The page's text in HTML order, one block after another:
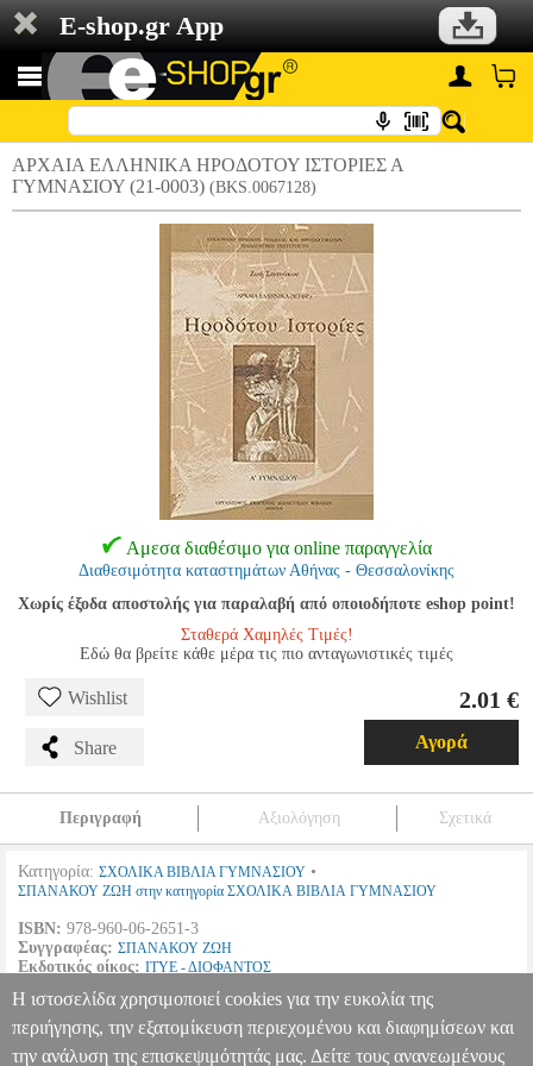
E-shop.gr App
ΑΡΧΑΙΑ ΕΛΛΗΝΙΚΑ ΗΡΟΔΟΤΟΥ ΙΣΤΟΡΙΕΣ Α
ΓΥΜΝΑΣΙΟΥ (21-0003) (BKS.0067128)
Αμεσα διαθέσιμο για online παραγγελία
Διαθεσιμότητα καταστημάτων Αθήνας - Θεσσαλονίκης
Χωρίς έξοδα αποστολής για παραλαβή από οποιοδήποτε eshop point!
Σταθερά Χαμηλές Τιμές!
Εδώ θα βρείτε κάθε μέρα τις πιο ανταγωνιστικές τιμές
Wishlist
Share
2.01 €
Αγορά
Περιγραφή Αξιολόγηση Σχετικά
Κατηγορία: ΣΧΟΛΙΚΑ ΒΙΒΛΙΑ ΓΥΜΝΑΣΙΟΥ •
ΣΠΑΝΑΚΟΥ ΖΩΗ στην κατηγορία ΣΧΟΛΙΚΑ ΒΙΒΛΙΑ ΓΥΜΝΑΣΙΟΥ
ISBN: 978-960-06-2651-3
Συγγραφέας: ΣΠΑΝΑΚΟΥ ΖΩΗ
Εκδοτικός οίκος: ΙΤΥΕ - ΔΙΟΦΑΝΤΟΣ
Διαστάσεις:21Χ28
Ημερομηνία Έκδοσης: 2012
ΑΡΧΑΙΑ ΕΛΛΗΝΙΚΑ ΗΡΟΔΟΤΟΥ ΙΣΤΟΡΙΕΣ Α ΓΥΜΝΑΣΙΟΥ
Η ιστοσελίδα χρησιμοποιεί cookies για την ευκολία της
περιήγησης, την εξατομίκευση περιεχομένου και διαφημίσεων και
την ανάλυση της επισκεψιμότητάς μας. Δείτε τους ανανεωμένους